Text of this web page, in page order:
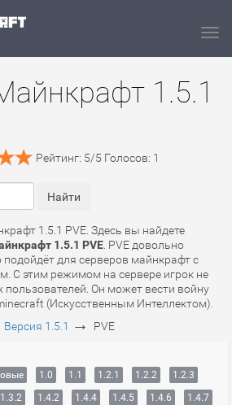
1.5.1
Рейтинг: 5/5 Голосов: 1
1.5.1 PVE. Здесь вы найдете
1.5.1 PVE . PVE довольно
для серверов майнкрафт с
С этим режимом на сервере игрок не
пользователей. Он может вести войну
(Искусственным Интеллектом).
Версия 1.5.1 → PVE
1.0 1.1 1.2.1 1.2.2
1.2.3
1.3.2 1.4.2 1.4.4 1.4.5 1.4.6
1.4.7